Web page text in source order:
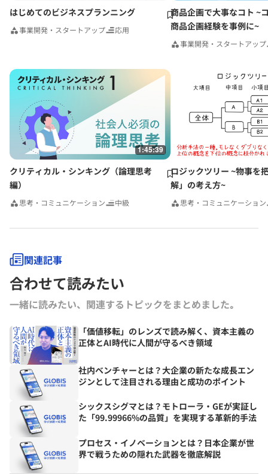
はじめてのビジネスプランニング
事業開発・スタートアップ 応用
商品企画で大事なコト ~
商品企画経験を事例に~
事業開発・スタートアップ
1:45:39
クリティカル・シンキング（論理思考
編）
思考・コミュニケーション 中級
ロジックツリー ~物事を
解」の考え方~
思考・コミュニケーション
関連記事
合わせて読みたい
一緒に読みたい、関連するトピックをまとめました｡
「価値移転」のレンズで読み解く、資本主義の
正体とAI時代に人間が守るべき領域
社内ベンチャーとは？大企業の新たな成長エン
ジンとして注目される理由と成功のポイント
シックスシグマとは？モトローラ・GEが実証し
た「99.99966%の品質」を実現する革新的手法
プロセス・イノベーションとは？日本企業が世
界で戦うための隠れた武器を徹底解説